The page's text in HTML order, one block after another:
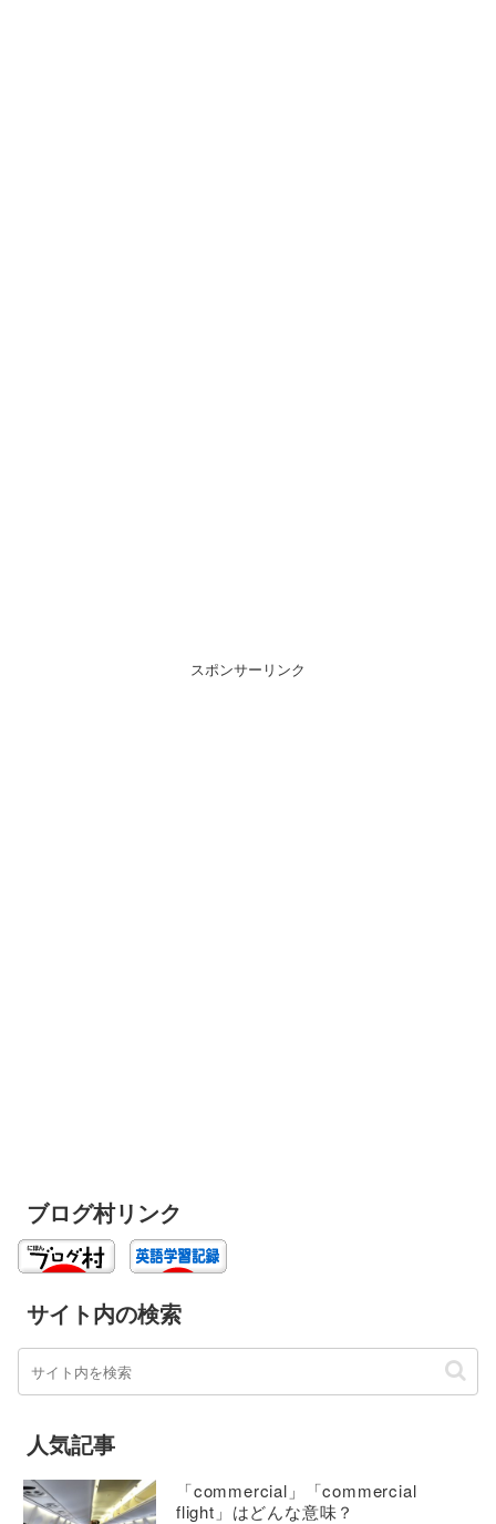
スポンサーリンク
ブログ村リンク
サイト内の検索
人気記事
「commercial」「commercial
flight」はどんな意味？